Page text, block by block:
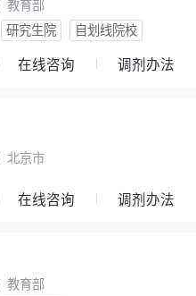
教育部
研究生院 自划线院校
在线咨询 调剂办法
北京市
在线咨询 调剂办法
教育部